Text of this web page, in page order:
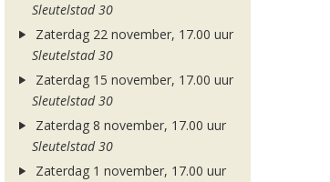
Sleutelstad 30
Zaterdag 22 november, 17.00 uur
Sleutelstad 30
Zaterdag 15 november, 17.00 uur
Sleutelstad 30
Zaterdag 8 november, 17.00 uur
Sleutelstad 30
Zaterdag 1 november, 17.00 uur